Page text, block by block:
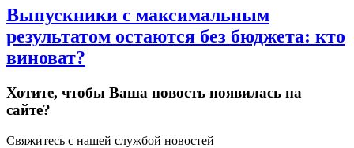
Выпускники с максимальным
результатом остаются без бюджета: кто
виноват?
Хотите, чтобы Ваша новость появилась на
сайте?
Свяжитесь с нашей службой новостей